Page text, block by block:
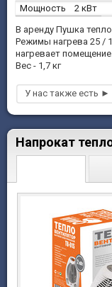
Мощность
2 кВт
В аренду Пушка
Режимы нагрева 25 /
нагревает
Вес - 1,7 кг
Напрокат